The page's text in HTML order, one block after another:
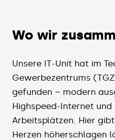
Wo wir
Unsere IT-Unit hat im
Gewerbezentrums
gefunden – modern
Highspeed-Internet und
Arbeitsplätzen. Hier
Herzen höherschlagen